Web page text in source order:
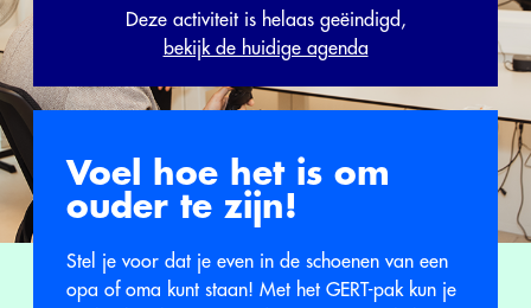
Deze activiteit is helaas geëindigd,
bekijk de huidige agenda
Voel hoe het is om
ouder te zijn!
Stel je voor dat je even in de schoenen van een
opa of oma kunt staan! Met het GERT-pak kun je